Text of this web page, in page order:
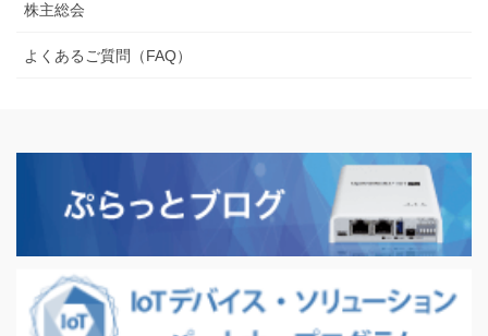
株主総会
よくあるご質問（FAQ）